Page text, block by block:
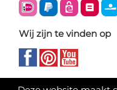
Wij zijn te vinden op